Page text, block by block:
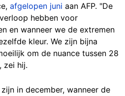
afgelopen juni aan AFP. "De
hebben voor
en wanneer we de extremen
kleur. We zijn bijna
om de nuance tussen 28
zei hij.
in december, wanneer de